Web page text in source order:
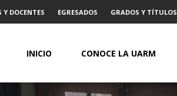
DOCENTES EGRESADOS GRADOS Y TÍTULOS
INICIO CONOCE LA UARM